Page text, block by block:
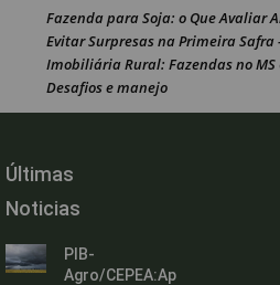
Fazenda para Soja: o Que Avaliar
Evitar Surpresas na Primeira Safra
Imobiliária Rural: Fazendas no MS
Desafios e manejo
Últimas
Noticias
PIB-
Agro/CEPEA:Ap